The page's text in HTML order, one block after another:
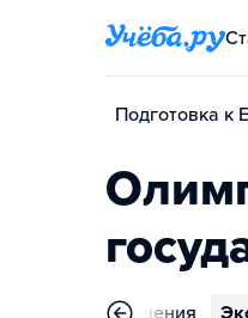
Подготовка к
отношения